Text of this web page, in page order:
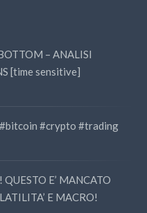
– ANALISI
[time sensitive]
#crypto #trading
E’ MANCATO
E MACRO!